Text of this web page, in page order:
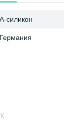
А-силикон
Германия